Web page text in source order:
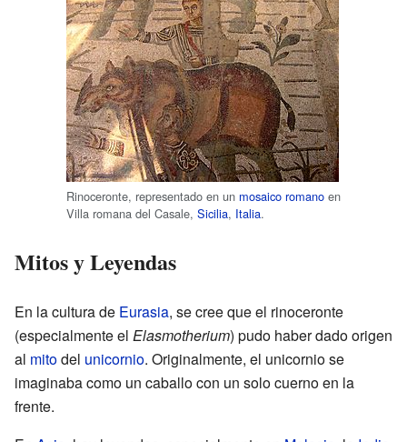
Rinoceronte, representado en un mosaico romano en
Villa romana del Casale, Sicilia, Italia.
Mitos y Leyendas
En la cultura de Eurasia, se cree que el rinoceronte
(especialmente el Elasmotherium) pudo haber dado origen
al mitodel unicornio. Originalmente, el unicornio se
imaginaba como un caballo con un solo cuerno en la
frente.